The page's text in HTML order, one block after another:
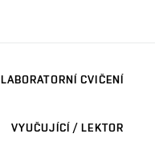
LABORATORNÍ CVIČENÍ
VYUČUJÍCÍ / LEKTOR